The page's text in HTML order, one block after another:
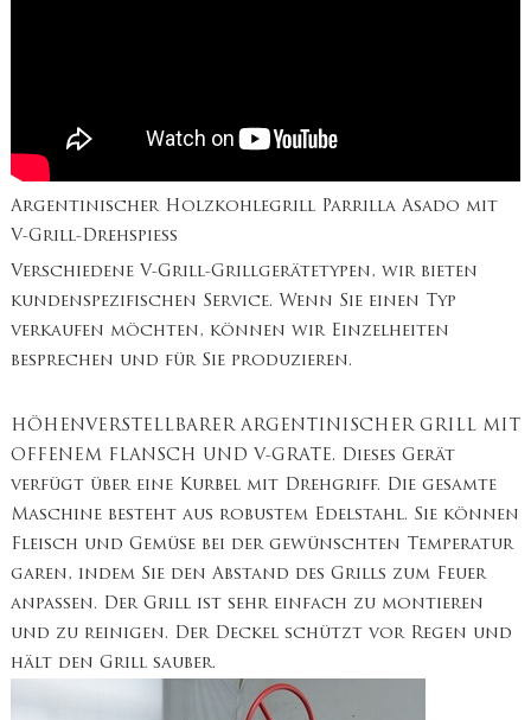
Argentinischer Holzkohlegrill Parrilla Asado mit
V-Grill-Drehspieß
Verschiedene V-Grill-Grillgerätetypen, wir bieten
kundenspezifischen Service. Wenn Sie einen Typ
verkaufen möchten, können wir Einzelheiten
besprechen und für Sie produzieren.
HÖHENVERSTELLBARER ARGENTINISCHER GRILL MIT
OFFENEM FLANSCH UND V-GRATE. Dieses Gerät
verfügt über eine Kurbel mit Drehgriff. Die gesamte
Maschine besteht aus robustem Edelstahl. Sie können
Fleisch und Gemüse bei der gewünschten Temperatur
garen, indem Sie den Abstand des Grills zum Feuer
anpassen. Der Grill ist sehr einfach zu montieren
und zu reinigen. Der Deckel schützt vor Regen und
hält den Grill sauber.